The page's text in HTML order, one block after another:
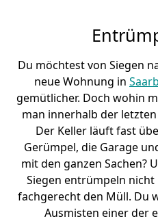
Du möchtest von Siegen
neue Wohnung in
gemütlicher. Doch wohin
man innerhalb der
Der Keller läuft fast
Gerümpel, die Garage
mit den ganzen Sachen?
Siegen entrümpeln
fachgerecht den Müll. Du
Ausmisten einer der